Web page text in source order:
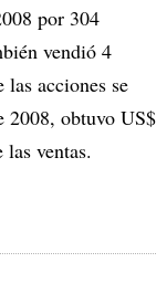
por 304
vendió 4
acciones se
2008, obtuvo US$
ventas.